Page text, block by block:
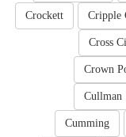
Cripple
Crockett
Cross
Crown
Cullman
Cumming